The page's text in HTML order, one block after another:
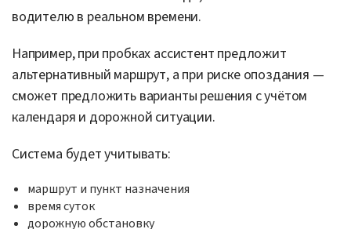
водителю в реальном времени.
Например, при пробках ассистент предложит
альтернативный маршрут, а при риске опоздания —
сможет предложить варианты решения с учётом
календаря и дорожной ситуации.
Система будет учитывать:
маршрут и пункт назначения
время суток
дорожную обстановку